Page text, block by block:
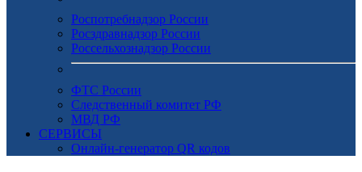
Роспотребнадзор России
Росздравнадзор России
Россельхознадзор России
ФТС России
Следственный комитет РФ
МВД РФ
СЕРВИСЫ
Онлайн-генератор QR кодов